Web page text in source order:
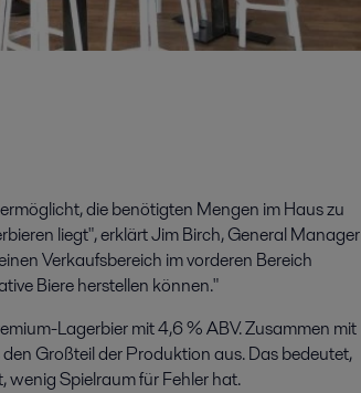
die benötigten Mengen im Haus zu
liegt", erklärt Jim Birch, General Manager
Verkaufsbereich im vorderen Bereich
Biere herstellen können."
Lagerbier mit 4,6 % ABV. Zusammen mit
Großteil der Produktion aus. Das bedeutet,
wenig Spielraum für Fehler hat.